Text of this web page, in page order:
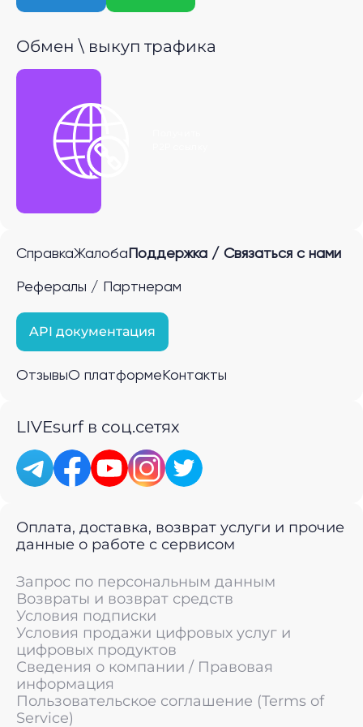
Обмен \ выкуп трафика
СправкаЖалоба Поддержка / Связаться с нами
Рефералы / Партнерам
API документация
ОтзывыО платформе Контакты
LIVEsurf в соц.сетях
Оплата, доставка, возврат услуги и прочие
данные о работе с сервисом
Запрос по персональным данным
Возвраты и возврат средств
Условия подписки
Условия продажи цифровых услуг и
цифровых продуктов
Сведения о компании / Правовая
информация
Пользовательское соглашение (Terms of
Service)